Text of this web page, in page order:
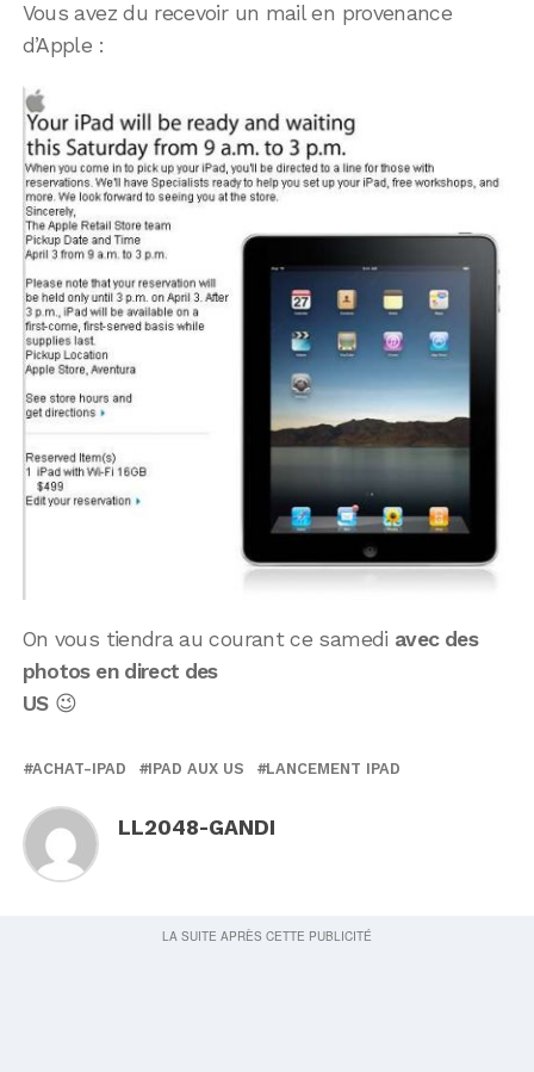
Vous avez du recevoir un mail en provenance
d’Apple :
On vous tiendra au courant ce samedi avec des
photos en direct des
US😉
ACHAT-IPAD IPAD AUX US LANCEMENT IPAD
LL2048-GANDI